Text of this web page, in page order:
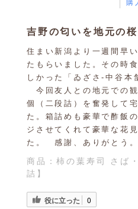
購
吉野の匂いを地元の桜
住まい新潟より一週間早
たもらいました。その時
しかった「ゐざさ-中谷本
今回友人との地元での
個（二段詰）を奮発して
た。箱詰めも豪華で酢飯
ジさせてくれて豪華な花
た。 感謝、ありがとう。
商品：柿の葉寿司 さば
詰】
役に立った 0